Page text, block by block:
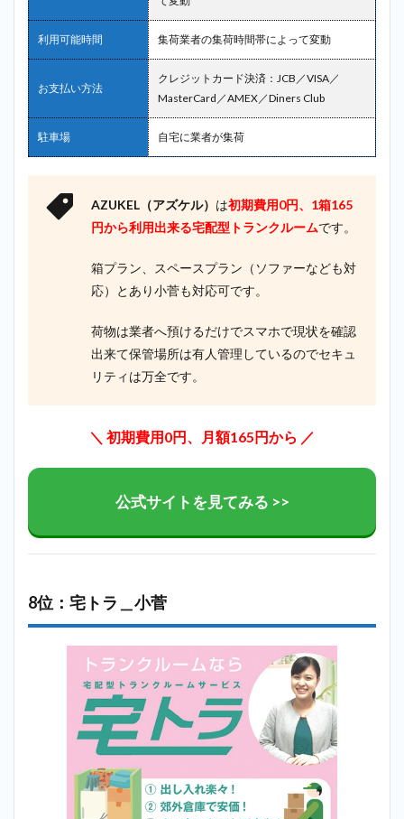
利用可能時間 集荷業者の集荷時間帯によって変動
お支払い方法
クレジットカード決済：JCB／VISA／
MasterCard／AMEX／Diners Club
駐車場 自宅に業者が集荷
AZUKEL（アズケル） は初期費用0円、1箱165
円から利用出来る宅配型トランクルームです。
箱プラン、スペースプラン（ソファーなども対
応）とあり小菅も対応可です。
荷物は業者へ預けるだけでスマホで現状を確認
出来て保管場所は有人管理しているのでセキュ
リティは万全です。
＼ 初期費用0円、月額165円から ／
公式サイトを見てみる >>
8位：宅トラ＿小菅